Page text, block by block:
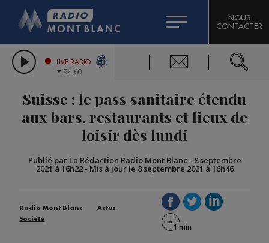
LES CHRONIQUES DE L'EXPERT
CITIZEN MACHINERY
GRAND MASSIF DOMAINES SKIABLES
BIGARD
COMPAGNIE DU MONT-BLANC
NOUS
CONTACTER
LIVE RADIO
94.60
Suisse : le pass sanitaire étendu
aux bars, restaurants et lieux de
loisir dès lundi
Publié par La Rédaction Radio Mont Blanc - 8 septembre
2021 à 16h22- Mis à jour le 8 septembre 2021 à 16h46
Radio Mont Blanc
Actus
Société